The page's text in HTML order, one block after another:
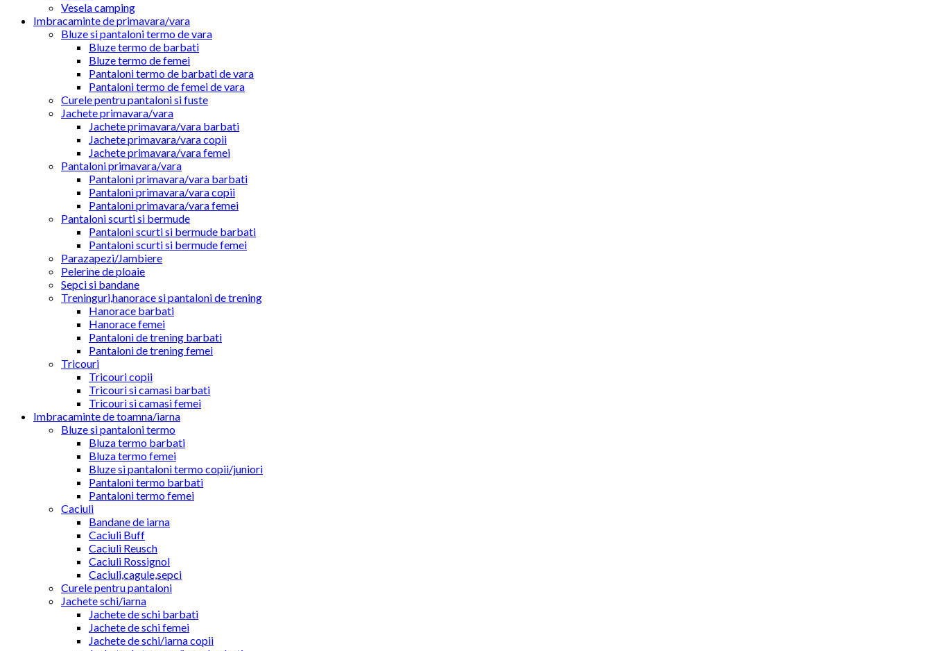
Vesela camping
Imbracaminte de primavara/vara
Bluze si pantaloni termo de vara
Bluze termo de barbati
Bluze termo de femei
Pantaloni termo de barbati de vara
Pantaloni termo de femei de vara
Curele pentru pantaloni si fuste
Jachete primavara/vara
Jachete primavara/vara barbati
Jachete primavara/vara copii
Jachete primavara/vara femei
Pantaloni primavara/vara
Pantaloni primavara/vara barbati
Pantaloni primavara/vara copii
Pantaloni primavara/vara femei
Pantaloni scurti si bermude
Pantaloni scurti si bermude barbati
Pantaloni scurti si bermude femei
Parazapezi/Jambiere
Pelerine de ploaie
Sepci si bandane
Treninguri,hanorace si pantaloni de trening
Hanorace barbati
Hanorace femei
Pantaloni de trening barbati
Pantaloni de trening femei
Tricouri
Tricouri copii
Tricouri si camasi barbati
Tricouri si camasi femei
Imbracaminte de toamna/iarna
Bluze si pantaloni termo
Bluza termo barbati
Bluza termo femei
Bluze si pantaloni termo copii/juniori
Pantaloni termo barbati
Pantaloni termo femei
Caciuli
Bandane de iarna
Caciuli Buff
Caciuli Reusch
Caciuli Rossignol
Caciuli,cagule,sepci
Curele pentru pantaloni
Jachete schi/iarna
Jachete de schi barbati
Jachete de schi femei
Jachete de schi/iarna copii